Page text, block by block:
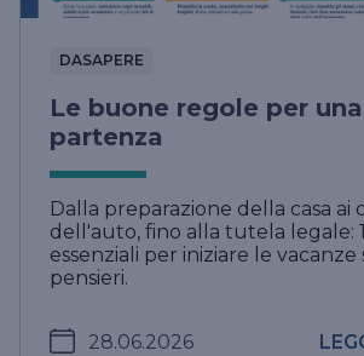
DASAPERE
Le buone regole per
partenza
Dalla preparazione della casa ai
dell'auto, fino alla tutela legale:
essenziali per iniziare le vacanze
pensieri.
28.06.2026